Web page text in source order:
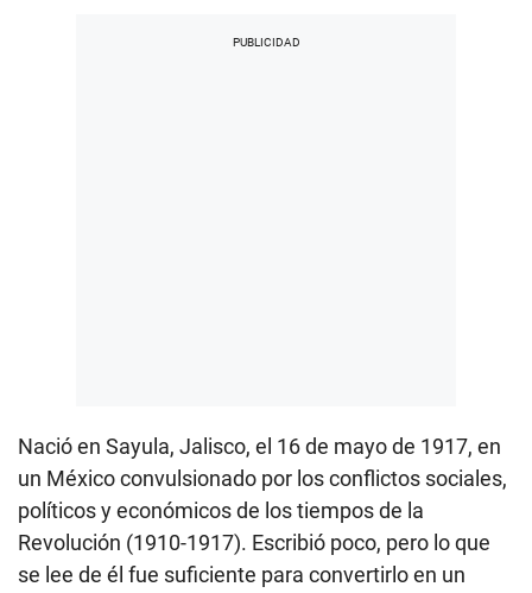
Nació en Sayula, Jalisco, el 16 de mayo de 1917, en
un México convulsionado por los conflictos sociales,
políticos y económicos de los tiempos de la
Revolución (1910-1917). Escribió poco, pero lo que
se lee de él fue suficiente para convertirlo en un